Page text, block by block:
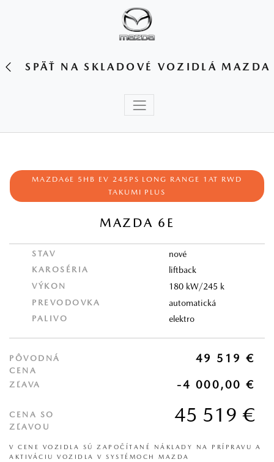
SPÄŤ NA SKLADOVÉ VOZIDLÁ MAZDA
MAZDA6E 5HB EV 245PS LONG RANGE 1AT RWD
TAKUMI PLUS
MAZDA 6E
STAV nové
KAROSÉRIA liftback
VÝKON 180 kW/245 k
PREVODOVKA automatická
PALIVO elektro
PÔVODNÁ
CENA
49 519 €
ZĽAVA -4 000,00 €
CENA SO
ZĽAVOU
45 519 €
V CENE VOZIDLA SÚ ZAPOČÍTANÉ NÁKLADY NA PRÍPRAVU A
AKTIVÁCIU VOZIDLA V SYSTÉMOCH MAZDA